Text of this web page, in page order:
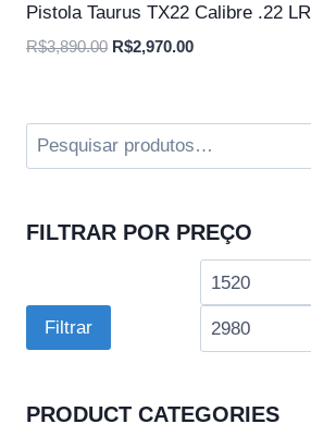
Pistola Taurus TX22 Calibre .22 LR
R$3,890.00 O
era:
R$3,890.00.
R$2,970.00O
é:
R$2,970.00.
Pesquisar
por:
FILTRAR POR PREÇO
Preço
Filtrar
PRODUCT CATEGORIES